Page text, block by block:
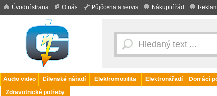
Úvodní strana O nás Půjčovna a servis Nákupní řád
Audio video Dílenské nářadí Elektromobilita Elektronářadí
Domácí
Zdravotnické potřeby